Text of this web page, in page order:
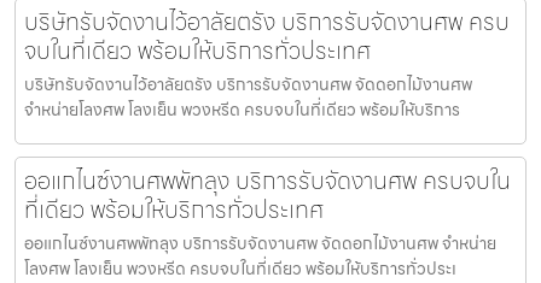
บริษัทรับจัดงานไว้อาลัยตรัง บริการรับจัดงานศพ ครบ
จบในที่เดียว พร้อมให้บริการทั่วประเทศ
บริษัทรับจัดงานไว้อาลัยตรัง บริการรับจัดงานศพ จัดดอกไม้งานศพ
จำหน่ายโลงศพ โลงเย็น พวงหรีด ครบจบในที่เดียว พร้อมให้บริการ
ออแกไนซ์งานศพพัทลุง บริการรับจัดงานศพ ครบจบใน
ที่เดียว พร้อมให้บริการทั่วประเทศ
ออแกไนซ์งานศพพัทลุง บริการรับจัดงานศพ จัดดอกไม้งานศพ จำหน่าย
โลงศพ โลงเย็น พวงหรีด ครบจบในที่เดียว พร้อมให้บริการทั่วประเ